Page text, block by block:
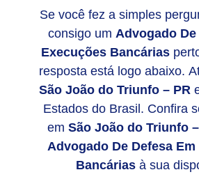
Se você fez a simples
consigo um Advogado De
Execuções Bancárias
resposta está logo abaixo.
São João do Triunfo – PR
Estados do Brasil. Confira
em São João do Triunfo
Advogado De Defesa
Bancárias à sua